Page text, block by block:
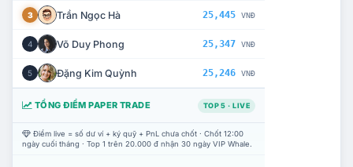
3 Trần Ngọc Hà 25,445 VNĐ
4 Võ Duy Phong 25,347 VNĐ
5 Đặng Kim Quỳnh 25,246 VNĐ
TỔNG ĐIỂM PAPER TRADE TOP 5 · LIVE
Điểm live = số dư ví + ký quỹ + PnL chưa chốt · Chốt 12:00
ngày cuối tháng · Top 1 trên 20.000 đ nhận 30 ngày VIP Whale.